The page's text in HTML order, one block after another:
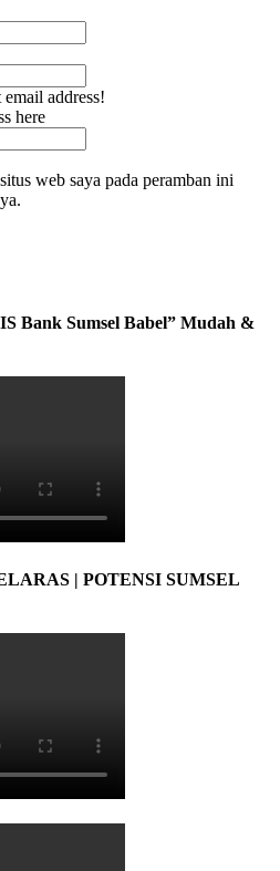
address!
here
web saya pada peramban ini
Bank Sumsel Babel” Mudah &
| POTENSI SUMSEL